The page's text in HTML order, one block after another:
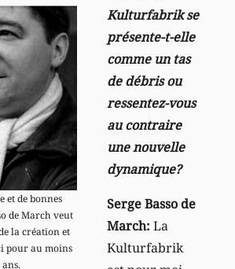
et de bonnes
de March veut
la création et
pour au moins
Kulturfabrik se
présente-t-elle
comme un tas
de débris ou
ressentez-vous
au contraire
une nouvelle
dynamique?
Serge Basso de
March: La
Kulturfabrik